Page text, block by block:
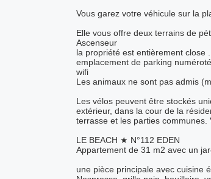
Vous garez votre véhicule sur la
Elle vous offre deux terrains de
Ascenseur
la propriété est entièrement close .
emplacement de parking numéroté.
wifi
Les animaux ne sont pas admis
Les vélos peuvent être stockés
extérieur, dans la cour de la
terrasse et les parties communes.
LE BEACH ★ N°112 EDEN​
Appartement de 31 m2 avec un
une pièce principale avec cuisine